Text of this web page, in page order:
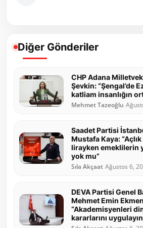
Diğer Gönderiler
CHP Adana
Şevkin: “Şengal’de
katliam insanlığın
Mehmet Tazeoğlu
Saadet Partisi
Mustafa Kaya: “Açlık
lirayken emeklilerin
yok mu”
Sıla Akçaat Ağustos 6,
DEVA Partisi Genel
Mehmet Emin
“Akademisyenleri
kararlarını